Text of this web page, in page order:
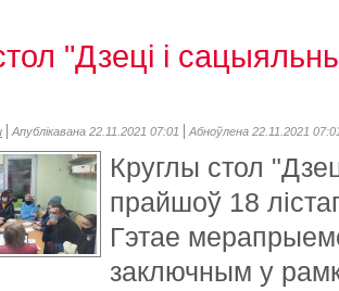
"Дзеці і
Апублікавана 22.11.2021 07:01 Абноўлена 22.11.2021
Круглы стол
прайшоў 18
Гэтае
заключным у